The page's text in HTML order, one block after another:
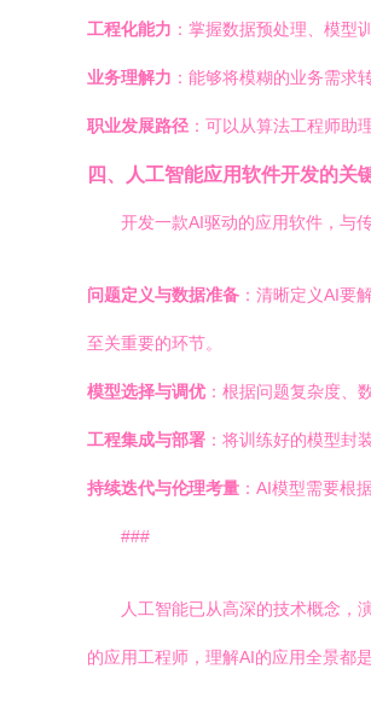
工程化能力 ：掌握数据预处理、模型
业务理解力 ：能够将模糊的业务需求
职业发展路径 ：可以从算法工程师助
四、人工智能应用软件开发的关
开发一款AI驱动的应用软件，与
问题定义与数据准备 ：清晰定义AI要
至关重要的环节。
模型选择与调优 ：根据问题复杂度、
工程集成与部署 ：将训练好的模型封
持续迭代与伦理考量 ：AI模型需要根
###
人工智能已从高深的技术概念，
的应用工程师，理解AI的应用全景都